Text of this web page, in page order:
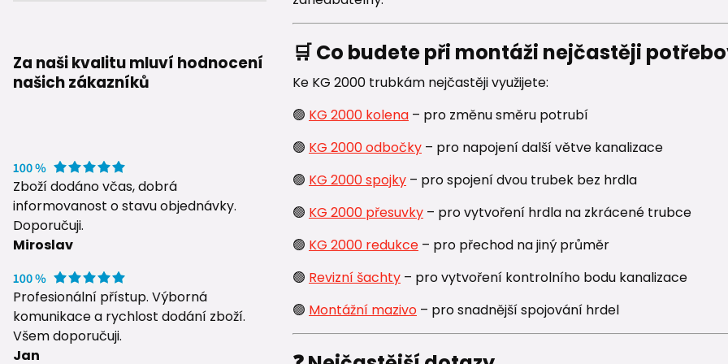
Za naši kvalitu mluví hodnocení
našich zákazníků
Zboží dodáno včas, dobrá
informovanost o stavu objednávky.
Doporučuji.
Miroslav
Profesionální přístup. Výborná
komunikace a rychlost dodání zboží.
Všem doporučuji.
Jan
🛒 Co budete při montáži nejčastěji
Ke KG 2000 trubkám nejčastěji využijete:
🟢 KG 2000 kolena– pro změnu směru potrubí
🟢 KG 2000 odbočky– pro napojení další větve kanalizace
🟢 KG 2000 spojky– pro spojení dvou trubek bez hrdla
🟢 KG 2000 přesuvky– pro vytvoření hrdla na zkrácené trubce
🟢 KG 2000 redukce– pro přechod na jiný průměr
🟢 Revizní šachty– pro vytvoření kontrolního bodu kanalizace
🟢 Montážní mazivo– pro snadnější spojování hrdel